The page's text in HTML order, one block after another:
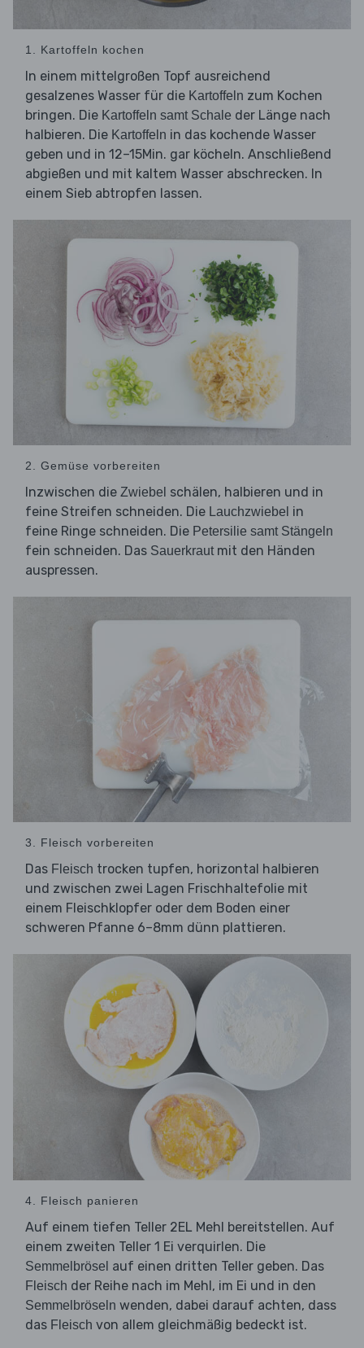
1. Kartoffeln kochen
In einem mittelgroßen Topf ausreichend
gesalzenes Wasser für die Kartoffeln zum Kochen
bringen. Die Kartoffeln samt Schale der Länge nach
halbieren. Die Kartoffeln in das kochende Wasser
geben und in 12–15Min. gar köcheln. Anschließend
abgießen und mit kaltem Wasser abschrecken. In
einem Sieb abtropfen lassen.
2. Gemüse vorbereiten
Inzwischen die Zwiebel schälen, halbieren und in
feine Streifen schneiden. Die Lauchzwiebel in
feine Ringe schneiden. Die Petersilie samt Stängeln
fein schneiden. Das Sauerkrautmit den Händen
auspressen.
3. Fleisch vorbereiten
Das Fleisch trocken tupfen, horizontal halbieren
und zwischen zwei Lagen Frischhaltefolie mit
einem Fleischklopfer oder dem Boden einer
schweren Pfanne 6–8mm dünn plattieren.
4. Fleisch panieren
Auf einem tiefen Teller 2EL Mehl bereitstellen. Auf
einem zweiten Teller 1 Ei verquirlen. Die
Semmelbrösel auf einen dritten Teller geben. Das
Fleisch der Reihe nach im Mehl, im Ei und in den
Semmelbröseln wenden, dabei darauf achten, dass
das Fleisch von allem gleichmäßig bedeckt ist.